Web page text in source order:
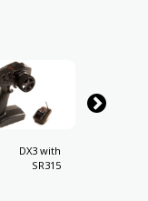
DX3 with
SR315